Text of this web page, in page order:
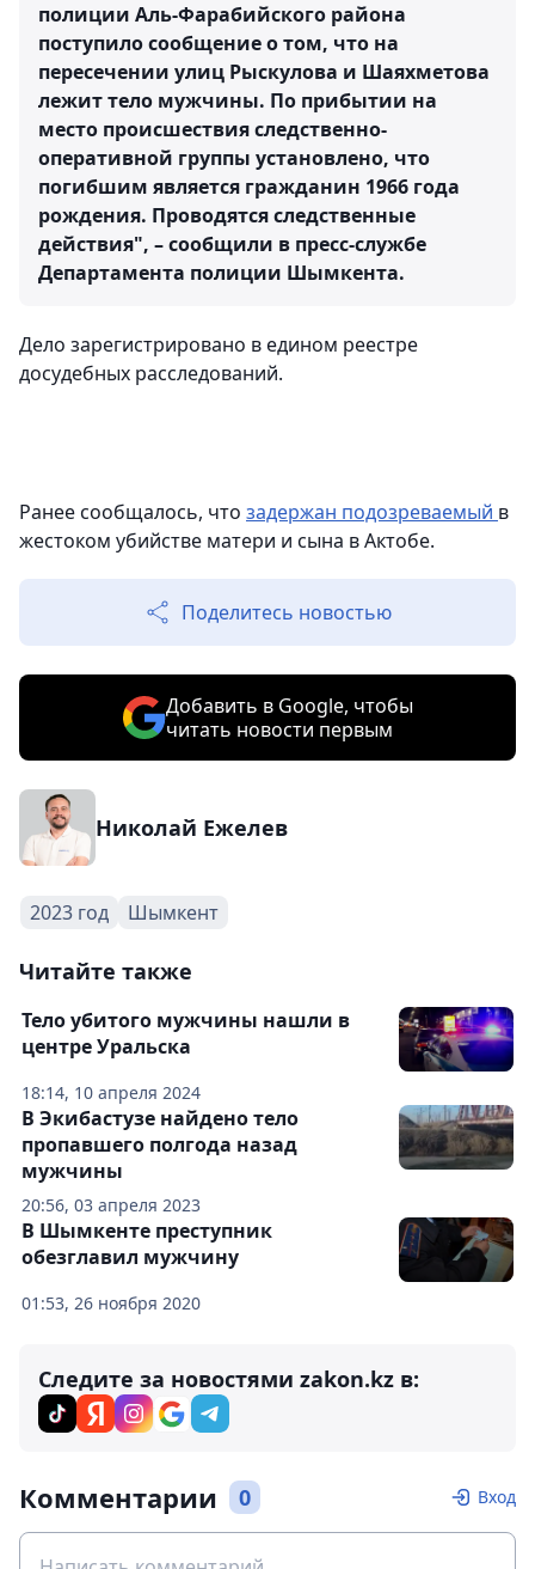
полиции Аль-Фарабийского района
поступило сообщение о том, что на
пересечении улиц Рыскулова и Шаяхметова
лежит тело мужчины. По прибытии на
место происшествия следственно-
оперативной группы установлено, что
погибшим является гражданин 1966 года
рождения. Проводятся следственные
действия", – сообщили в пресс-службе
Департамента полиции Шымкента.
Дело зарегистрировано в едином реестре
досудебных расследований.
Ранее сообщалось, что задержан подозреваемый в
жестоком убийстве матери и сына в Актобе.
Поделитесь новостью
Добавить в Google, чтобы
читать новости первым
Николай Ежелев
2023 год Шымкент
Читайте также
18:14, 10 апреля 2024
Тело убитого мужчины нашли в
центре Уральска
20:56, 03 апреля 2023
В Экибастузе найдено тело
пропавшего полгода назад
мужчины
01:53, 26 ноября 2020
В Шымкенте преступник
обезглавил мужчину
Следите за новостями zakon.kz в:
Комментарии 0 Вход